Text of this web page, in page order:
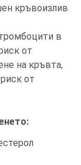
кръвоизлив
в
от
на кръвта,
от